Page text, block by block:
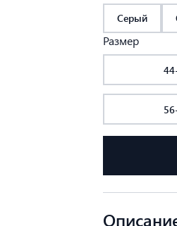
Серый
Размер